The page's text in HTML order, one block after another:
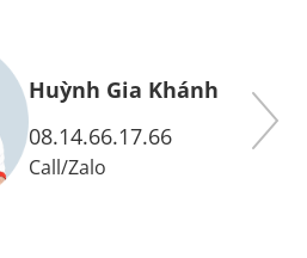
Huỳnh Gia Khánh
08.14.66.17.66
Call/Zalo